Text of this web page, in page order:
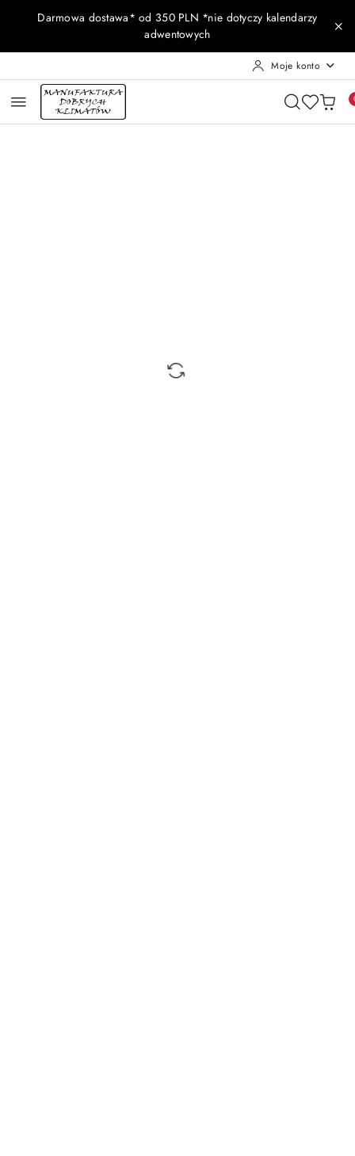
Przejdź do treści głównej
Przejdź do wyszukiwarki
Przejdź do moje konto
Przejdź do menu głównego
Przejdź do opisu produktu
Przejdź do stopki
Darmowa dostawa* od 350 PLN *nie dotyczy kalendarzy
adwentowych
Moje konto